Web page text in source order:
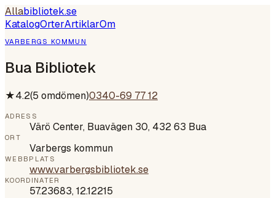
Allabibliotek.se
KatalogOrterArtiklarOm
VARBERGS KOMMUN
Bua Bibliotek
★4.2(5 omdömen)0340-69 77 12
ADRESS
Värö Center, Buavägen 30, 432 63 Bua
ORT
Varbergs kommun
WEBBPLATS
www.varbergsbibliotek.se
KOORDINATER
57.23683,12.12215